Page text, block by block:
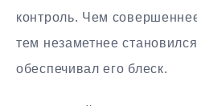
контроль. Чем
тем незаметнее
обеспечивал его блеск.